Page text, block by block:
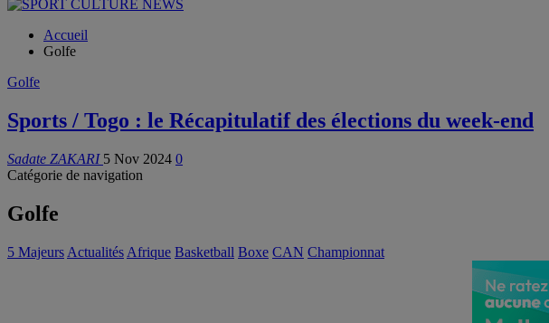
Accueil
Golfe
Golfe
Sports / Togo : le Récapitulatif des élections du week-end
Sadate ZAKARI 5 Nov 2024 0
Catégorie de navigation
Golfe
5 Majeurs Actualités Afrique Basketball Boxe CAN Championnat